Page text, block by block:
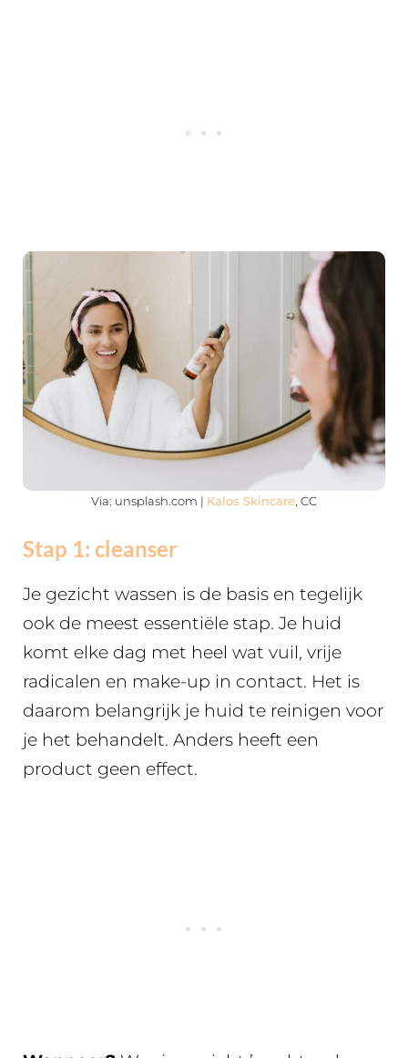
Via: unsplash.com | Kalos Skincare , CC
Stap 1: cleanser
Je gezicht wassen is de basis en tegelijk
ook de meest essentiële stap. Je huid
komt elke dag met heel wat vuil, vrije
radicalen en make-up in contact. Het is
daarom belangrijk je huid te reinigen voor
je het behandelt. Anders heeft een
product geen effect.